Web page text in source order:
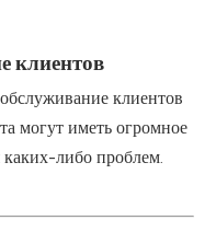
клиентов
клиентов
могут иметь огромное
каких-либо проблем.